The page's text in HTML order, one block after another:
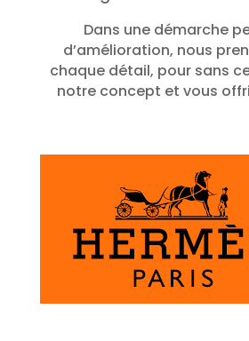
Dans une démarche
d’amélioration, nous
chaque détail, pour sans
notre concept etvous